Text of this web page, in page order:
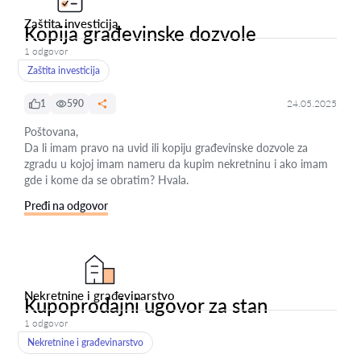
Zaštita investicija
Kopija građevinske dozvole
1 odgovor
Zaštita investicija
1 590 24.05.2025
Poštovana,
Da li imam pravo na uvid ili kopiju građevinske dozvole za
zgradu u kojoj imam nameru da kupim nekretninu i ako imam
gde i kome da se obratim? Hvala.
Pređi na odgovor
Nekretnine i građevinarstvo
Kupoprodajni ugovor za stan
1 odgovor
Nekretnine i građevinarstvo